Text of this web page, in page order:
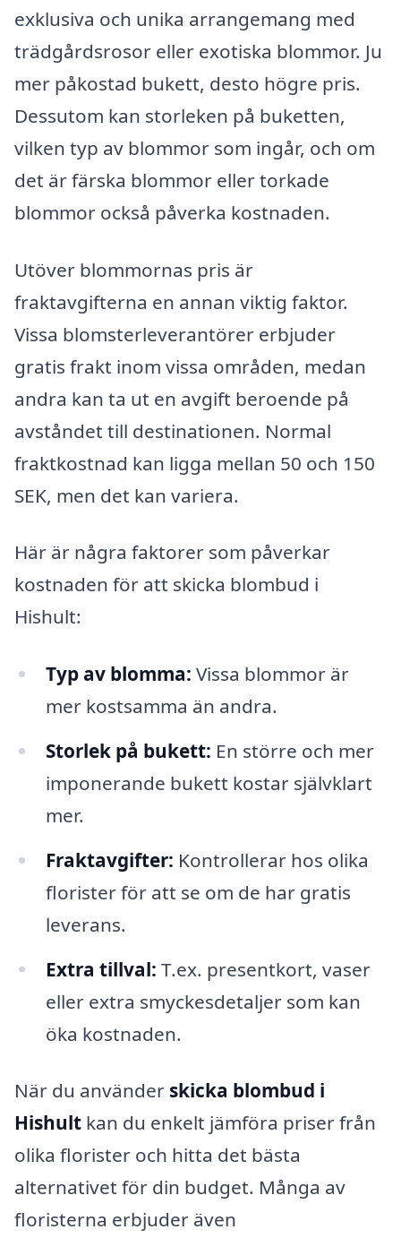
exklusiva och unika arrangemang med
trädgårdsrosor eller exotiska blommor. Ju
mer påkostad bukett, desto högre pris.
Dessutom kan storleken på buketten,
vilken typ av blommor som ingår, och om
det är färska blommor eller torkade
blommor också påverka kostnaden.
Utöver blommornas pris är
fraktavgifterna en annan viktig faktor.
Vissa blomsterleverantörer erbjuder
gratis frakt inom vissa områden, medan
andra kan ta ut en avgift beroende på
avståndet till destinationen. Normal
fraktkostnad kan ligga mellan 50 och 150
SEK, men det kan variera.
Här är några faktorer som påverkar
kostnaden för att skicka blombud i
Hishult:
Typ av blomma: Vissa blommor är
mer kostsamma än andra.
Storlek på bukett: En större och mer
imponerande bukett kostar självklart
mer.
Fraktavgifter: Kontrollerar hos olika
florister för att se om de har gratis
leverans.
Extra tillval: T.ex. presentkort, vaser
eller extra smyckesdetaljer som kan
öka kostnaden.
När du använder skicka blombud i
Hishult kan du enkelt jämföra priser från
olika florister och hitta det bästa
alternativet för din budget. Många av
floristerna erbjuder även